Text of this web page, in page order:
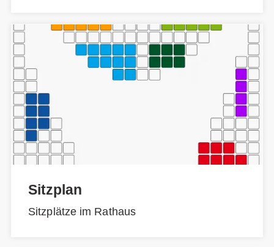
Sitzplan
Sitzplätze im Rathaus